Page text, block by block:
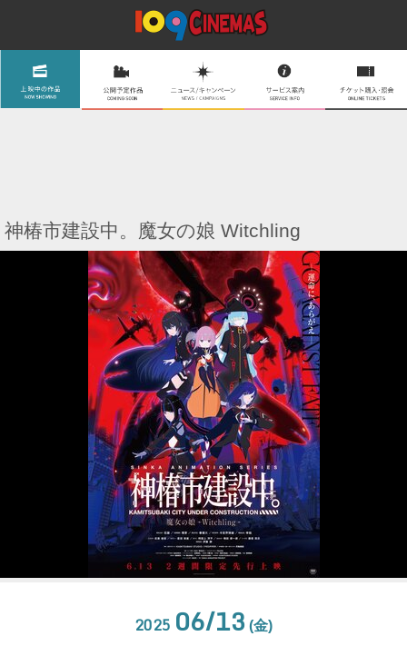
神椿市建設中。魔女の娘 Witchling
2025 06/13 (金)